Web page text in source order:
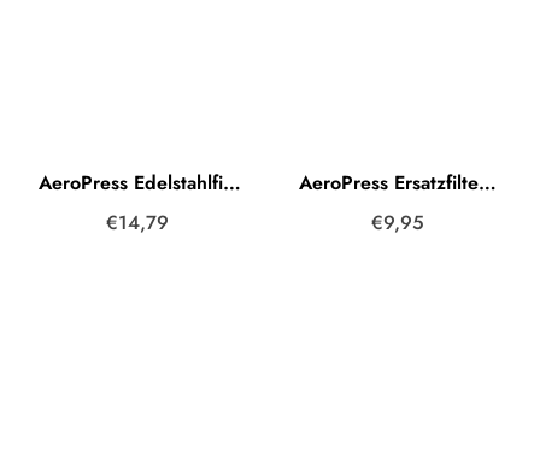
AeroPress Edelstahlfilter
€14,79
AeroPress Ersatzfilter Papierfilter
€9,95